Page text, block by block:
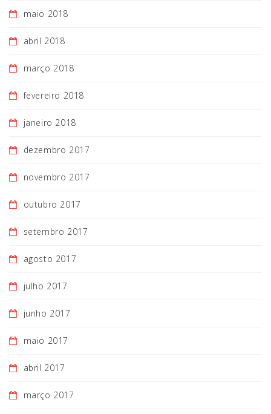
maio 2018
abril 2018
março 2018
fevereiro 2018
janeiro 2018
dezembro 2017
novembro 2017
outubro 2017
setembro 2017
agosto 2017
julho 2017
junho 2017
maio 2017
abril 2017
março 2017